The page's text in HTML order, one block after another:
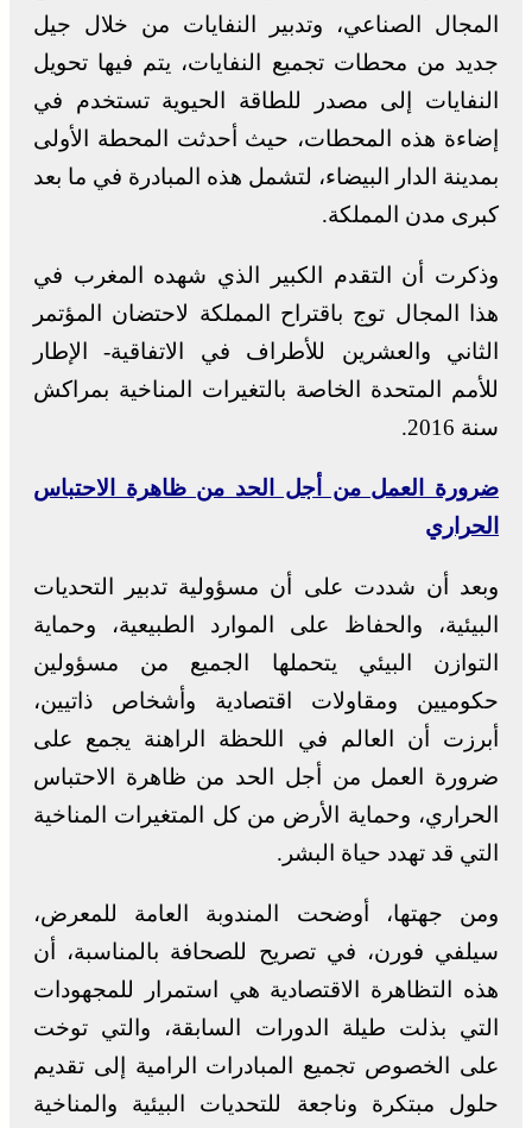
المجال الصناعي، وتدبير النفايات من خلال جيل
جديد من محطات تجميع النفايات، يتم فيها تحويل
النفايات إلى مصدر للطاقة الحيوية تستخدم في
إضاءة هذه المحطات، حيث أحدثت المحطة الأولى
بمدينة الدار البيضاء، لتشمل هذه المبادرة في ما بعد
كبرى مدن المملكة.
وذكرت أن التقدم الكبير الذي شهده المغرب في
هذا المجال توج باقتراح المملكة لاحتضان المؤتمر
الثاني والعشرين للأطراف في الاتفاقية- الإطار
للأمم المتحدة الخاصة بالتغيرات المناخية بمراكش
سنة 2016.
ضرورة العمل من أجل الحد من ظاهرة الاحتباس
الحراري
وبعد أن شددت على أن مسؤولية تدبير التحديات
البيئية، والحفاظ على الموارد الطبيعية، وحماية
التوازن البيئي يتحملها الجميع من مسؤولين
حكوميين ومقاولات اقتصادية وأشخاص ذاتيين،
أبرزت أن العالم في اللحظة الراهنة يجمع على
ضرورة العمل من أجل الحد من ظاهرة الاحتباس
الحراري، وحماية الأرض من كل المتغيرات المناخية
التي قد تهدد حياة البشر.
ومن جهتها، أوضحت المندوبة العامة للمعرض،
سيلفي فورن، في تصريح للصحافة بالمناسبة، أن
هذه التظاهرة الاقتصادية هي استمرار للمجهودات
التي بذلت طيلة الدورات السابقة، والتي توخت
على الخصوص تجميع المبادرات الرامية إلى تقديم
حلول مبتكرة وناجعة للتحديات البيئية والمناخية